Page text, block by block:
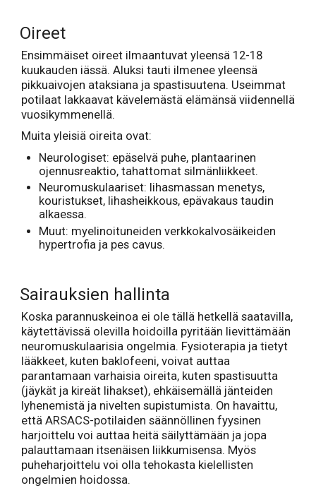
Oireet
Ensimmäiset oireet ilmaantuvat yleensä 12-18
kuukauden iässä. Aluksi tauti ilmenee yleensä
pikkuaivojen ataksiana ja spastisuutena. Useimmat
potilaat lakkaavat kävelemästä elämänsä viidennellä
vuosikymmenellä.
Muita yleisiä oireita ovat:
Neurologiset: epäselvä puhe, plantaarinen
ojennusreaktio, tahattomat silmänliikkeet.
Neuromuskulaariset: lihasmassan menetys,
kouristukset, lihasheikkous, epävakaus taudin
alkaessa.
Muut: myelinoituneiden verkkokalvosäikeiden
hypertrofia ja pes cavus.
Sairauksien hallinta
Koska parannuskeinoa ei ole tällä hetkellä saatavilla,
käytettävissä olevilla hoidoilla pyritään lievittämään
neuromuskulaarisia ongelmia. Fysioterapia ja tietyt
lääkkeet, kuten baklofeeni, voivat auttaa
parantamaan varhaisia oireita, kuten spastisuutta
(jäykät ja kireät lihakset), ehkäisemällä jänteiden
lyhenemistä ja nivelten supistumista. On havaittu,
että ARSACS-potilaiden säännöllinen fyysinen
harjoittelu voi auttaa heitä säilyttämään ja jopa
palauttamaan itsenäisen liikkumisensa. Myös
puheharjoittelu voi olla tehokasta kielellisten
ongelmien hoidossa.